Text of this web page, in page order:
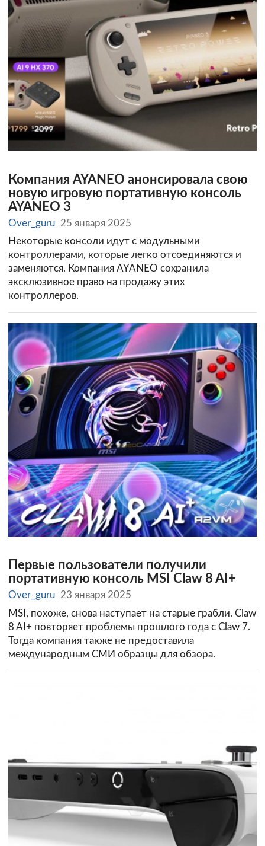
Компания AYANEO анонсировала свою
новую игровую портативную консоль
AYANEO 3
Over_guru 25 января 2025
Некоторые консоли идут с модульными
контроллерами, которые легко отсоединяются и
заменяются. Компания AYANEO сохранила
эксклюзивное право на продажу этих
контроллеров.
Первые пользователи получили
портативную консоль MSI Claw 8 AI+
Over_guru 23 января 2025
MSI, похоже, снова наступает на старые грабли. Claw
8 AI+ повторяет проблемы прошлого года с Claw 7.
Тогда компания также не предоставила
международным СМИ образцы для обзора.